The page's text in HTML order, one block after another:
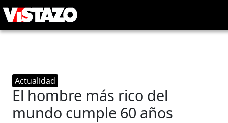
Actualidad
El hombre más rico del
mundo cumple 60 años